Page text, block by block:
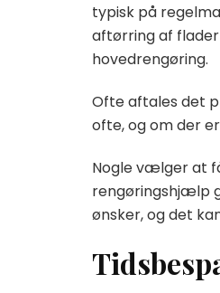
typisk på
aftørring af
hovedrengøring.
Ofte aftales det
ofte, og om der
Nogle vælger at
rengøringshjælp
ønsker, og det